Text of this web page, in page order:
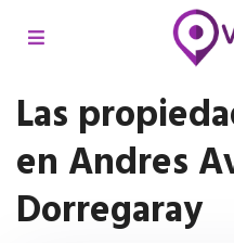
Las
en Andres
Dorregaray